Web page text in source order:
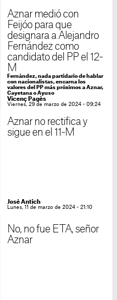
Aznar medió con
Feijóo para que
designara a Alejandro
Fernández como
candidato del PP el 12-
M
Fernández, nada partidario de hablar
con nacionalistas, encarna los
valores del PP más próximos a Aznar,
Cayetana o Ayuso
Vicenç Pagès
Viernes, 29 de marzo de 2024 - 09:24
Aznar no rectifica y
sigue en el 11-M
José Antich
Lunes, 11 de marzo de 2024 - 21:10
No, no fue ETA, señor
Aznar